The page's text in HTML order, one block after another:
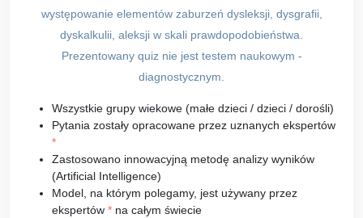
występowanie elementów zaburzeń dysleksji, dysgrafii,
dyskalkulii, aleksji w skali prawdopodobieństwa.
Prezentowany quiz nie jest testem naukowym -
diagnostycznym.
Wszystkie grupy wiekowe (małe dzieci / dzieci / dorośli)
Pytania zostały opracowane przez uznanych ekspertów
*
Zastosowano innowacyjną metodę analizy wyników
(Artificial Intelligence)
Model, na którym polegamy, jest używany przez
ekspertów * na całym świecie